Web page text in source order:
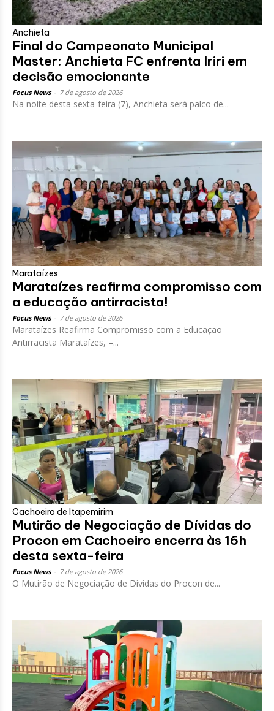
Anchieta
Final do Campeonato Municipal
Master: Anchieta FC enfrenta Iriri em
decisão emocionante
Focus News 7 de agosto de 2026
Na noite desta sexta-feira (7), Anchieta será palco de...
Marataízes
Marataízes reafirma compromisso com
a educação antirracista!
Focus News 7 de agosto de 2026
Marataízes Reafirma Compromisso com a Educação
Antirracista Marataízes, –...
Cachoeiro de Itapemirim
Mutirão de Negociação de Dívidas do
Procon em Cachoeiro encerra às 16h
desta sexta-feira
Focus News 7 de agosto de 2026
O Mutirão de Negociação de Dívidas do Procon de...